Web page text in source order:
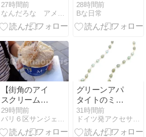
子が制限され
ることも？誕
生日・スナッ
ー配慮の文化
紹介
27時間前
なんだろな アメリカ
茶）発見！
28時間前
Bな日常
【街角のアイ
スクリーム】
パリで大ブー
ムのアイス店
【laCrèma】
29時間前
パリ６区サンジェルマン村
グリーンアパ
タイトのミド
ルロングネッ
クレス
31時間前
ドイツ発アクセサリー自宅サロンで海外女性ライフコーディネート